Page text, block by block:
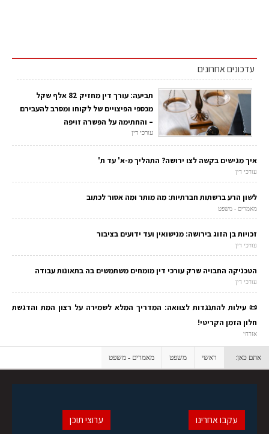
עדכונים אחרונים
תביעה: עורך דין מחזיק 82 אלף שקל
מכספי הפיצויים של לקוחו ומסרב להעבירם
– והחתימה על הפשרה זויפה
עורכי דין
איך מגישים בקשה לצו ירושה? התהליך מ-א' עד ת'
עורכי דין
לשון הרע ברשתות חברתיות: מה מותר ומה אסור לכתוב
מאמרים - משפט
זכויות בן הזוג בירושה: מנישואין ועד ידועים בציבור
עורכי דין
הטכניקה החבויה שרק עורכי דין מומחים משתמשים בה בתאונות עבודה
עורכי דין
📜 עילות להתנגדות לצוואה: המדריך המלא לשמירה על רצון המת והדגשת
חלון הזמן הקריטי!
אזרחי
אתם כאן: ראשי משפט מאמרים - משפט
ערוצי תוכן עקבו אחרינו